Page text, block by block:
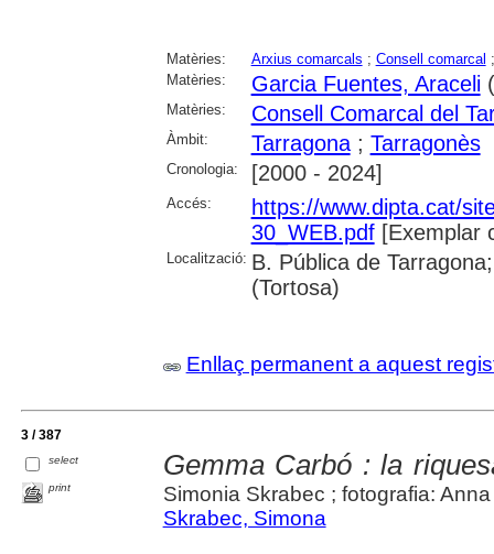
Matèries: Arxius comarcals ; Consell comarcal
Matèries:
Garcia Fuentes, Araceli
Matèries: Consell Comarcal del
Àmbit: Tarragona; Tarragonès
Cronologia: [2000 - 2024]
Accés:
https://www.dipta.cat/
30_WEB.pdf[Exemplar
Localització: B. Pública de
(Tortosa)
Enllaç permanent a aquest
3 / 387
select
print
Gemma Carbó : la
Simonia Skrabec ; fotografia:
Skrabec, Simona